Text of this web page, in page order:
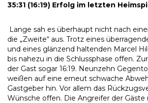
35:31 (16:19) Erfolg im letzten
Lange sah es überhaupt nicht nach
die „Zweite“ aus. Trotz eines
und eines glänzend haltenden Marcel
bis nahezu in die Schlussphase offen.
der Gast sogar 16:19. Neunzehn
weißen auf eine erneut schwache
Gastgeber hin. Vor allem das
Wünsche offen. Die Angreifer der